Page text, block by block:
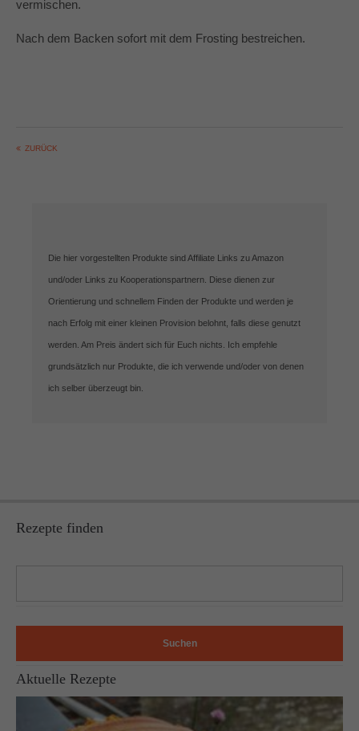
vermischen.
Nach dem Backen sofort mit dem Frosting bestreichen.
ZURÜCK
Die hier vorgestellten Produkte sind Affiliate Links zu Amazon
und/oder Links zu Kooperationspartnern. Diese dienen zur
Orientierung und schnellem Finden der Produkte und werden je
nach Erfolg mit einer kleinen Provision belohnt, falls diese genutzt
werden. Am Preis ändert sich für Euch nichts. Ich empfehle
grundsätzlich nur Produkte, die ich verwende und/oder von denen
ich selber überzeugt bin.
Rezepte finden
Suchen
Aktuelle Rezepte